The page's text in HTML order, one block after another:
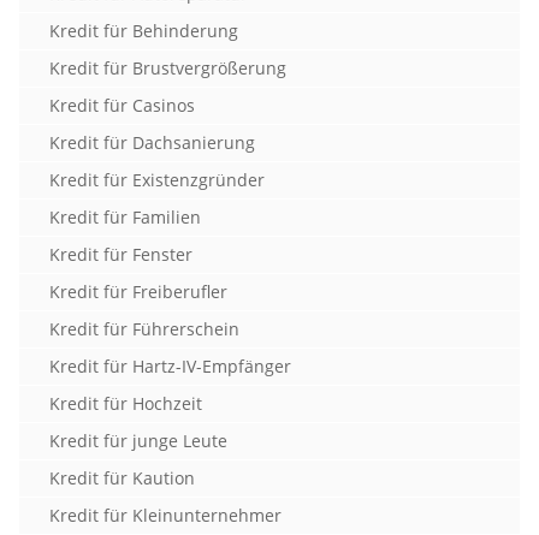
Kredit für Behinderung
Kredit für Brustvergrößerung
Kredit für Casinos
Kredit für Dachsanierung
Kredit für Existenzgründer
Kredit für Familien
Kredit für Fenster
Kredit für Freiberufler
Kredit für Führerschein
Kredit für Hartz-IV-Empfänger
Kredit für Hochzeit
Kredit für junge Leute
Kredit für Kaution
Kredit für Kleinunternehmer